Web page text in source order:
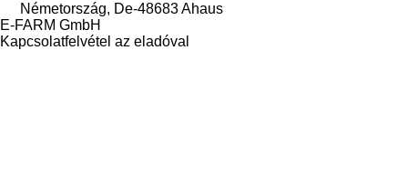
Németország, De-48683 Ahaus
E-FARM GmbH
Kapcsolatfelvétel az eladóval